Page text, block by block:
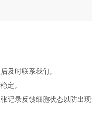
及时联系我们。
定。
记录反馈细胞状态以防出